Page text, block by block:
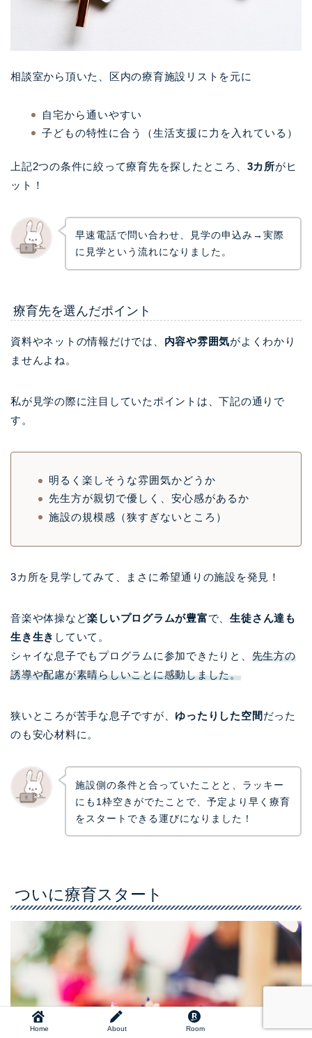
相談室から頂いた、区内の療育施設リストを元に
自宅から通いやすい
子どもの特性に合う（生活支援に力を入れている）
上記2つの条件に絞って療育先を探したところ、 3カ所がヒ
ット！
早速電話で問い合わせ、見学の申込み→実際
に見学という流れになりました。
療育先を選んだポイント
資料やネットの情報だけでは、 内容や雰囲気がよくわかり
ませんよね。
私が見学の際に注目していたポイントは、下記の通りで
す。
明るく楽しそうな雰囲気かどうか
先生方が親切で優しく、安心感があるか
施設の規模感（狭すぎないところ）
3カ所を見学してみて、まさに希望通りの施設を発見！
音楽や体操など楽しいプログラムが豊富で、生徒さん達も
生き生き していて。
シャイな息子でもプログラムに参加できたりと、 先生方の
誘導や配慮が素晴らしいことに感動しました。
狭いところが苦手な息子ですが、 ゆったりした空間 だった
のも安心材料に。
施設側の条件と合っていたことと、ラッキー
にも1枠空きがでたことで、予定より早く療育
をスタートできる運びになりました！
ついに療育スタート
Home About Room